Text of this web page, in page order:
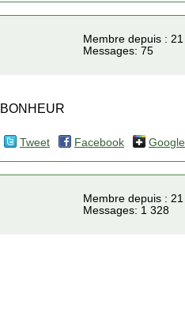
Membre depuis :
Messages: 75
Tweet Facebook
Membre depuis :
Messages: 1 328